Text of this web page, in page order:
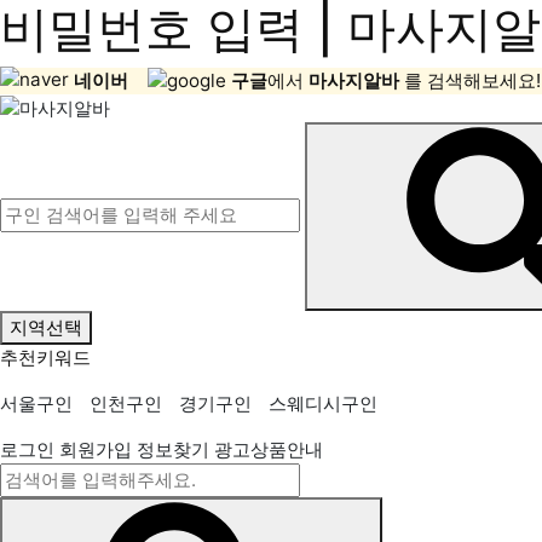
비밀번호 입력 | 마사지
네이버 구글에서 마사지알바 를 검색해보세요!
지역선택
추천키워드
서울구인
인천구인 경기구인
스웨디시구인
로그인 회원가입 정보찾기 광고상품안내